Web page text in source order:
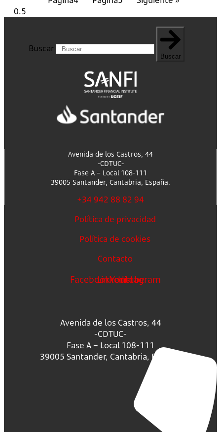
Buscar
Buscar
Avenida de los Castros, 44
-CDTUC-
Fase A – Local 108-111
39005 Santander, Cantabria, España.
+34 942 88 82 94
Política de privacidad
Política de cookies
Contacto
FacebookLinkedin
Youtube
Instagram
Avenida de los Castros, 44
-CDTUC-
Fase A – Local 108-111
39005 Santander, Cantabria, España.